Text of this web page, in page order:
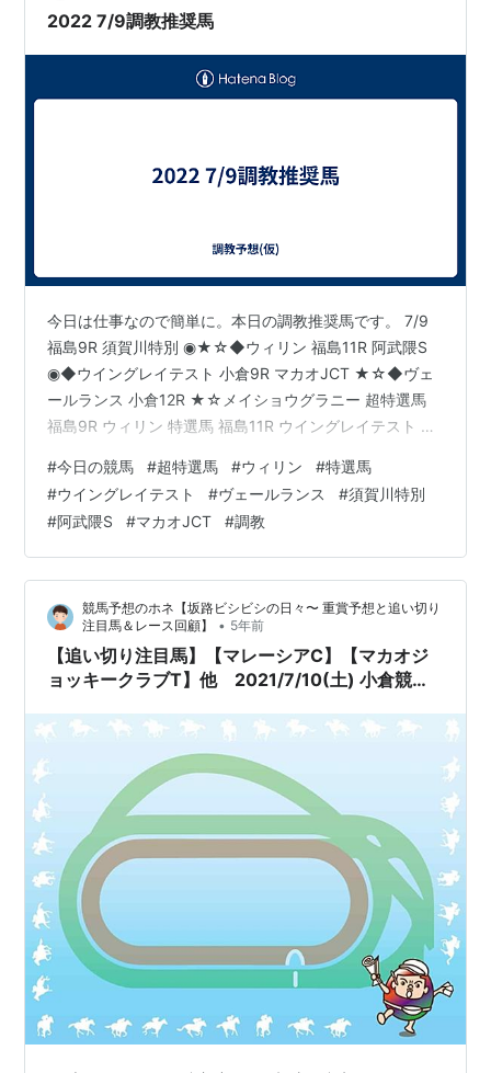
2022 7/9調教推奨馬
今日は仕事なので簡単に。本日の調教推奨馬です。 7/9
福島9R 須賀川特別 ◉★☆◆ウィリン 福島11R 阿武隈S
◉◆ウイングレイテスト 小倉9R マカオJCT ★☆◆ヴェ
ールランス 小倉12R ★☆メイショウグラニー 超特選馬
福島9R ウィリン 特選馬 福島11R ウイングレイテスト 小
で、ここでキッチリ走ってほしいです。
#今日の競馬 #超特選馬 #ウィリン #特選馬
#ウイングレイテスト #ヴェールランス #須賀川特別
#阿武隈S #マカオJCT #調教
競馬予想のホネ【坂路ビシビシの日々〜 重賞予想と追い切り
注目馬＆レース回顧】
• 5年前
【追い切り注目馬】【マレーシアC】【マカオジ
ョッキークラブT】他 2021/7/10(土) 小倉競